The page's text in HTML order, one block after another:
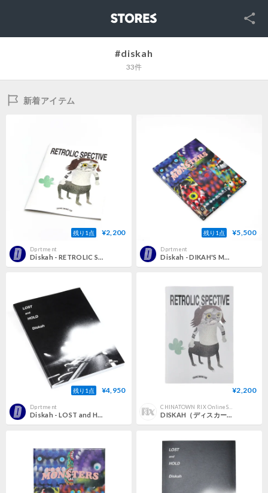
SNS
#diskah
33件
新着アイテム
残り1点 ¥2,200
Dprtment
Diskah - RETROLIC SPECTIVE
残り1点 ¥5,500
Dprtment
Diskah - DIKAH'S MONSTERS
残り1点 ¥4,950
Dprtment
Diskah - LOST and HOLD
¥2,200
CHINATOWN RIX OnlineStore
DISKAH（ディスカー）"RETROLIC SPECTIVE"